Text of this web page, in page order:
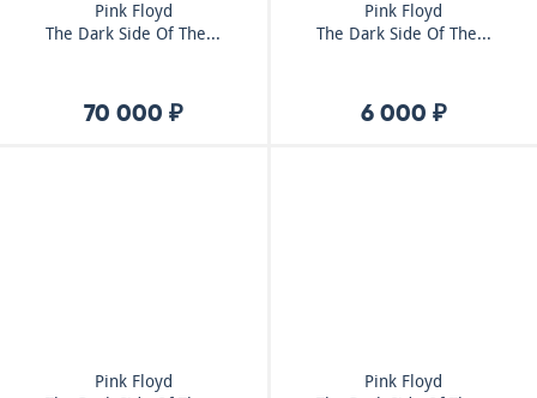
Pink Floyd
The Dark Side Of The...
70 000 ₽
Pink Floyd
The Dark Side Of The...
6 000 ₽
Pink Floyd
Pink Floyd